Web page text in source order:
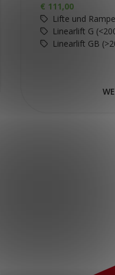
€ 111,00
Lifte und
Linearlift G
Linearlift GB